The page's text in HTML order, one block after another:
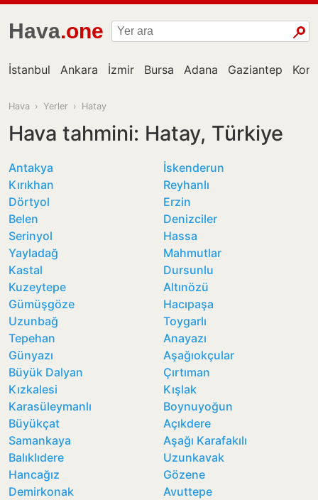
Hava.one
İstanbul Ankara İzmir Bursa Adana Gaziantep
Hava › Yerler › Hatay
Hava tahmini: Hatay, Türkiye
Antakya
İskenderun
Kırıkhan
Reyhanlı
Dörtyol
Erzin
Belen
Denizciler
Serinyol
Hassa
Yayladağ
Mahmutlar
Kastal
Dursunlu
Kuzeytepe
Altınözü
Gümüşgöze
Hacıpaşa
Uzunbağ
Toygarlı
Tepehan
Anayazı
Günyazı
Aşağıokçular
Büyük Dalyan
Çırtıman
Kızkalesi
Kışlak
Karasüleymanlı
Boynuyoğun
Büyükçat
Açıkdere
Samankaya
Aşağı Karafakılı
Balıklıdere
Uzunkavak
Hancağız
Gözene
Demirkonak
Avuttepe